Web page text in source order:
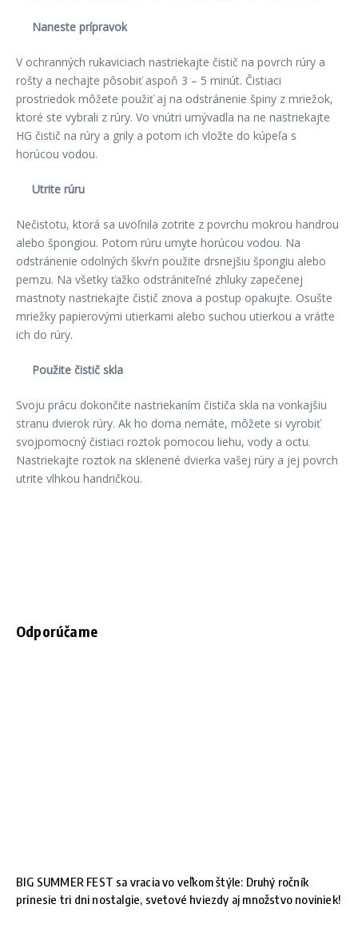
Naneste prípravok
V ochranných rukaviciach nastriekajte čistič na povrch rúry a
rošty a nechajte pôsobiť aspoň 3 – 5 minút. Čistiaci
prostriedok môžete použiť aj na odstránenie špiny z mriežok,
ktoré ste vybrali z rúry. Vo vnútri umývadla na ne nastriekajte
HG čistič na rúry a grily a potom ich vložte do kúpeľa s
horúcou vodou.
Utrite rúru
Nečistotu, ktorá sa uvoľnila zotrite z povrchu mokrou handrou
alebo špongiou. Potom rúru umyte horúcou vodou. Na
odstránenie odolných škvŕn použite drsnejšiu špongiu alebo
pemzu. Na všetky ťažko odstrániteľné zhluky zapečenej
mastnoty nastriekajte čistič znova a postup opakujte. Osušte
mriežky papierovými utierkami alebo suchou utierkou a vráťte
ich do rúry.
Použite čistič skla
Svoju prácu dokončite nastriekaním čističa skla na vonkajšiu
stranu dvierok rúry. Ak ho doma nemáte, môžete si vyrobiť
svojpomocný čistiaci roztok pomocou liehu, vody a octu.
Nastriekajte roztok na sklenené dvierka vašej rúry a jej povrch
utrite vlhkou handričkou.
Odporúčame
BIG SUMMER FEST sa vracia vo veľkom štýle: Druhý ročník
prinesie tri dni nostalgie, svetové hviezdy aj množstvo noviniek!